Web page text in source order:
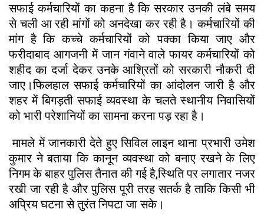
सफाई कर्मचारियों का कहना है कि सरकार उनकी लंबे समय
से चली आ रही मांगों को अनदेखा कर रही है। कर्मचारियों की
मांग है कि कच्चे कर्मचारियों को पक्का किया जाए और
फरीदाबाद आगजनी में जान गंवाने वाले फायर कर्मचारियों को
शहीद का दर्जा देकर उनके आश्रितों को सरकारी नौकरी दी
जाए।फिलहाल सफाई कर्मचारियों का आंदोलन जारी है और
शहर में बिगड़ती सफाई व्यवस्था के चलते स्थानीय निवासियों
को भारी परेशानियों का सामना करना पड़ रहा है।
मामले में जानकारी देते हुए सिविल लाइन थाना प्रभारी उमेश
कुमार ने बताया कि कानून व्यवस्था को बनाए रखने के लिए
निगम के बाहर पुलिस तैनात की गई है,स्थिति पर लगातार नजर
रखी जा रही है और पुलिस पूरी तरह सतर्क है ताकि किसी भी
अप्रिय घटना से तुरंत निपटा जा सके।